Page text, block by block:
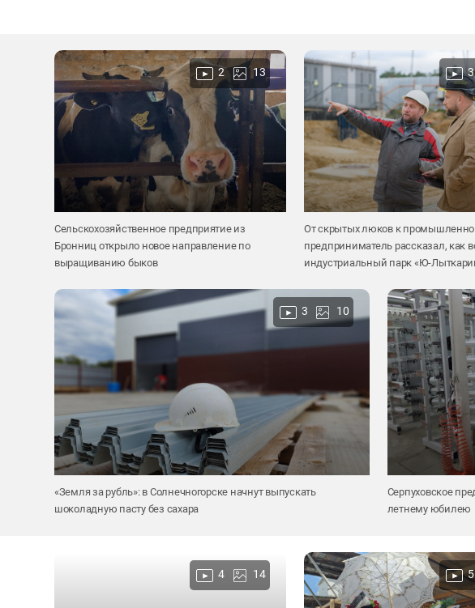
2 13
Сельскохозяйственное предприятие из
Бронниц открыло новое направление по
выращиванию быков
3
От скрытых люков к
предприниматель рассказал, как
индустриальный парк «Ю-
3 10
«Земля за рубль»: в Солнечногорске начнут выпускать
шоколадную пасту без сахара
Серпуховское
летнему юбилею
4 14 5